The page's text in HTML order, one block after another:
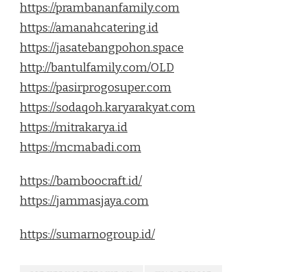
https://prambananfamily.com
https://amanahcatering.id
https://jasatebangpohon.space
http://bantulfamily.com/OLD
https://pasirprogosuper.com
https://sodaqoh.karyarakyat.com
https://mitrakarya.id
https://mcmabadi.com
https://bamboocraft.id/
https://jammasjaya.com
https://sumarnogroup.id/